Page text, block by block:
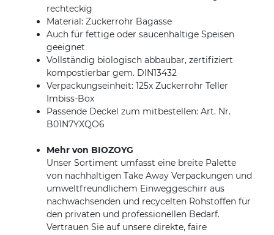
rechteckig
Material: Zuckerrohr Bagasse
Auch für fettige oder saucenhaltige Speisen
geeignet
Vollständig biologisch abbaubar, zertifiziert
kompostierbar gem. DIN13432
Verpackungseinheit: 125x Zuckerrohr Teller
Imbiss-Box
Passende Deckel zum mitbestellen: Art. Nr.
B01N7YXQO6
Mehr von BIOZOYG
Unser Sortiment umfasst eine breite Palette
von nachhaltigen Take Away Verpackungen und
umweltfreundlichem Einweggeschirr aus
nachwachsenden und recycelten Rohstoffen für
den privaten und professionellen Bedarf.
Vertrauen Sie auf unsere direkte, faire